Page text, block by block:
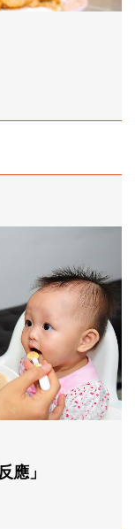
應」